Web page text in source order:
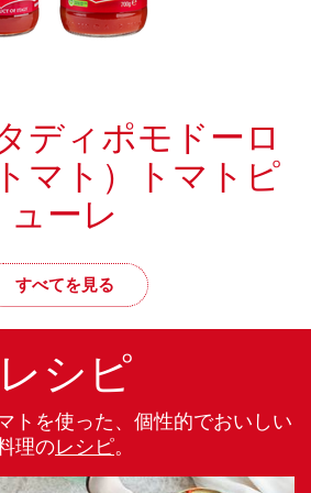
ディポモドーロ
マト）トマトピ
ューレ
すべてを見る
レシピ
トを使った、個性的でおいしい
理のレシピ。